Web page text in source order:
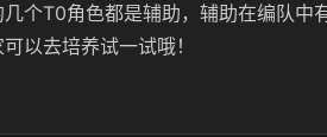
个T0角色都是辅助，辅助在编队中
以去培养试一试哦！